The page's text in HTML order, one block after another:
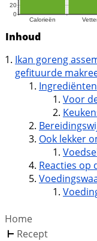
Inhoud
Ikan goreng
gefituurde
Ingrediënten
Voor
Ook lekker
Reacties op
Home
Recept